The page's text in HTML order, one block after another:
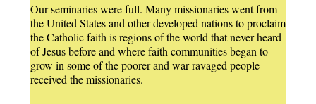
Our seminaries were full. Many missionaries went from
the United States and other developed nations to proclaim
the Catholic faith is regions of the world that never heard
of Jesus before and where faith communities began to
grow in some of the poorer and war-ravaged people
received the missionaries.